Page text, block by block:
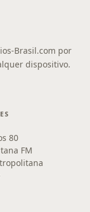
Brasil.com por
dispositivo.
80
FM